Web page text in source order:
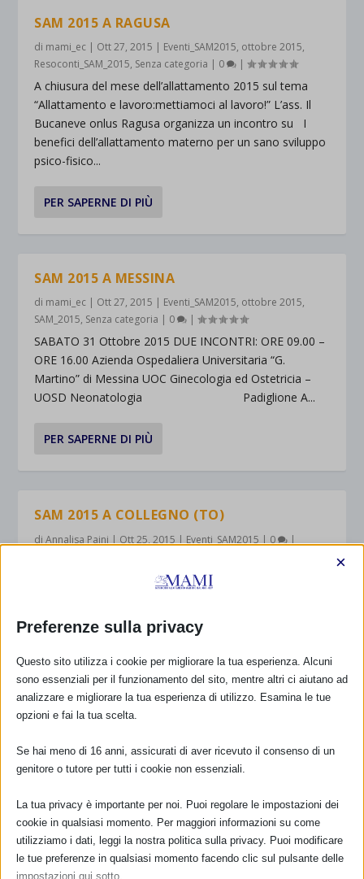
SAM 2015 A RAGUSA
di mami_ec | Ott 27, 2015 | Eventi_SAM2015, ottobre 2015,
Resoconti_SAM_2015, Senza categoria | 0 |
A chiusura del mese dell’allattamento 2015 sul tema
“Allattamento e lavoro:mettiamoci al lavoro!” L’ass. Il
Bucaneve onlus Ragusa organizza un incontro su I
benefici dell’allattamento materno per un sano sviluppo
psico-fisico...
PER SAPERNE DI PIÙ
SAM 2015 A MESSINA
di mami_ec | Ott 27, 2015 | Eventi_SAM2015, ottobre 2015,
SAM_2015, Senza categoria | 0 |
SABATO 31 Ottobre 2015 DUE INCONTRI: ORE 09.00 –
ORE 16.00 Azienda Ospedaliera Universitaria “G.
Martino” di Messina UOC Ginecologia ed Ostetricia –
UOSD Neonatologia Padiglione A...
PER SAPERNE DI PIÙ
SAM 2015 A COLLEGNO (TO)
diAnnalisa Paini | Ott 25, 2015 | Eventi_SAM2015 | 0 |
DIPARTIMENTO MATERNO INFANTILE S.S. ATTIVITA’
LAVORO! 16/10/2015 dalle ore 9.00 alle 9,30
accoglienza le attività si svolgeranno dalle ore 10,00...
PER SAPERNE DI PIÙ
1 2 3
CALENDARIO EVENTI
Non ci sono eventi
Preferenze sulla privacy
×
Questo sito utilizza i cookie per migliorare la tua esperienza. Alcuni
sono essenziali per il funzionamento del sito, mentre altri ci aiutano ad
analizzare e migliorare la tua esperienza di utilizzo. Esamina le tue
opzioni e fai la tua scelta.
Se hai meno di 16 anni, assicurati di aver ricevuto il consenso di un
genitore o tutore per tutti i cookie non essenziali.
La tua privacy è importante per noi. Puoi regolare le impostazioni dei
cookie in qualsiasi momento. Per maggiori informazioni su come
utilizziamo i dati, leggi la nostra politica sulla privacy. Puoi modificare
le tue preferenze in qualsiasi momento facendo clic sul pulsante delle
impostazioni qui sotto.